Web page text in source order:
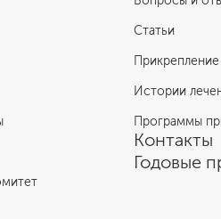
Статьи
Истории
Программы
Контакты
Годовые